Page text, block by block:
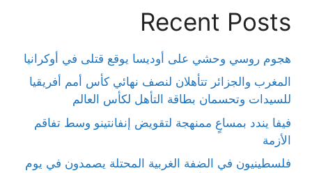
Recent Posts
هجوم روسي وحشي على أوديسا يوقع قتلى في أوكرانيا
المغرب والجزائر تتأهلان لنصف نهائي كأس أمم أفريقيا
للسيدات وتحسمان بطاقة التأهل لكأس العالم
فيفا يندد بمساعٍ ممنهجة لتقويض إنفانتينو وسط تفاقم
الأزمة
فلسطينيون في الضفة الغربية المحتلة يصمدون في يوم